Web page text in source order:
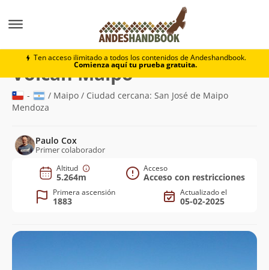
Ten acceso ilimitado a todos los contenidos de Andeshandbook.
Comienza aquí tu prueba gratuita.
Volcán Maipo
Volcán Maipo(5.264m)
-
/ Maipo / Ciudad cercana: San José de Maipo
Mendoza
Paulo Cox
Primer colaborador
Altitud
5.264m
Acceso
Acceso con restricciones
Primera ascensión
1883
Actualizado el
05-02-2025